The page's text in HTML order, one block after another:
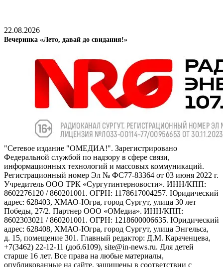
22.08.2026
Вечеринка «Лето, давай до свидания!»
"Сетевое издание "ОМЕДИА!". Зарегистрировано
Федеральной службой по надзору в сфере связи,
информационных технологий и массовых коммуникаций.
Регистрационный номер Эл № ФС77-83364 от 03 июня 2022 г.
Учредитель ООО ТРК «Сургутинтерновости». ИНН/КПП:
8602276120 / 860201001. ОГРН: 1178617004257. Юридический
адрес: 628403, ХМАО-Югра, город Сургут, улица 30 лет
Победы, 27/2. Партнер ООО «ОМедиа». ИНН/КПП:
8602303021 / 860201001. ОГРН: 1218600006635. Юридический
адрес: 628408, ХМАО-Югра, город Сургут, улица Энгельса,
д. 15, помещение 301. Главный редактор: Д.М. Караченцева,
+7(3462) 22-12-11 (доб.6109), site@in-news.ru. Для детей
старше 16 лет. Все права на любые материалы,
опубликованные на сайте, защищены в соответствии с